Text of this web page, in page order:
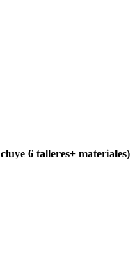
6 talleres+ materiales)